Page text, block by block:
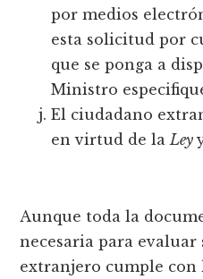
por medios
esta solicitud por
que se ponga a
Ministro
El ciudadano
en virtud de laLey
Aunque toda la
necesaria para
extranjero cumple con